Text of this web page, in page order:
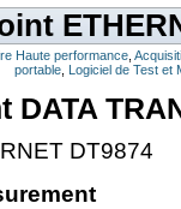
Haute performance,
portable, Logiciel de Test et
DATA
DT9874